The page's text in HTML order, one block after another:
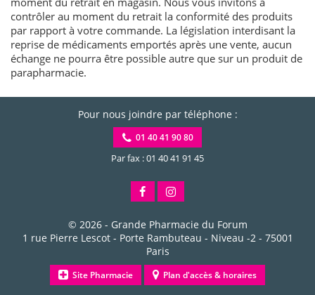
contrôler au moment du retrait la conformité des produits
par rapport à votre commande. La législation interdisant la
reprise de médicaments emportés après une vente, aucun
échange ne pourra être possible autre que sur un produit de
parapharmacie.
Pour nous joindre par téléphone :
01 40 41 90 80
Par fax : 01 40 41 91 45
© 2026 - Grande Pharmacie du Forum
1 rue Pierre Lescot - Porte Rambuteau - Niveau -2- 75001
Paris
Site Pharmacie Plan d'accès & horaires